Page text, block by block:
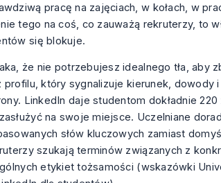
pracę na zajęciach, w kołach, w
tego na coś, co zauważą rekruterzy, to
się blokuje.
że nie potrzebujesz idealnego tła, aby
który sygnalizuje kierunek, dowody
LinkedIn daje studentom dokładnie 220
na swoje miejsce. Uczelniane
słów kluczowych zamiast
szukają terminów związanych z
etykiet tożsamości (wskazówki